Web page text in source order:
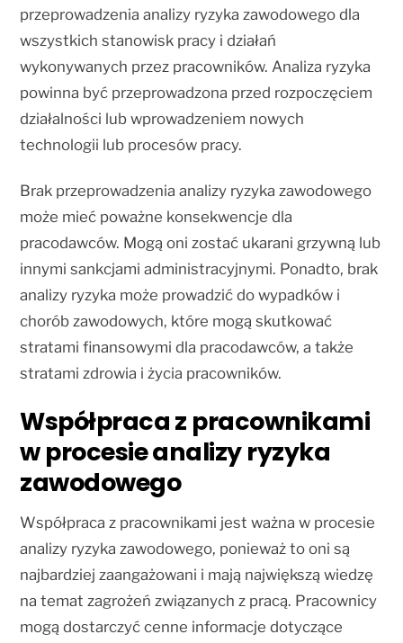
przeprowadzenia analizy ryzyka zawodowego dla
wszystkich stanowisk pracy i działań
wykonywanych przez pracowników. Analiza ryzyka
powinna być przeprowadzona przed rozpoczęciem
działalności lub wprowadzeniem nowych
technologii lub procesów pracy.
Brak przeprowadzenia analizy ryzyka zawodowego
może mieć poważne konsekwencje dla
pracodawców. Mogą oni zostać ukarani grzywną lub
innymi sankcjami administracyjnymi. Ponadto, brak
analizy ryzyka może prowadzić do wypadków i
chorób zawodowych, które mogą skutkować
stratami finansowymi dla pracodawców, a także
stratami zdrowia i życia pracowników.
Współpraca z pracownikami
w procesie analizy ryzyka
zawodowego
Współpraca z pracownikami jest ważna w procesie
analizy ryzyka zawodowego, ponieważ to oni są
najbardziej zaangażowani i mają największą wiedzę
na temat zagrożeń związanych z pracą. Pracownicy
mogą dostarczyć cenne informacje dotyczące